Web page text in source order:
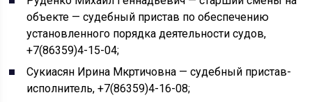
объекте — судебный пристав по обеспечению
установленного порядка деятельности судов,
+7(86359)4-15-04;
Сукиасян Ирина Мкртичовна — судебный пристав-
исполнитель, +7(86359)4-16-08;